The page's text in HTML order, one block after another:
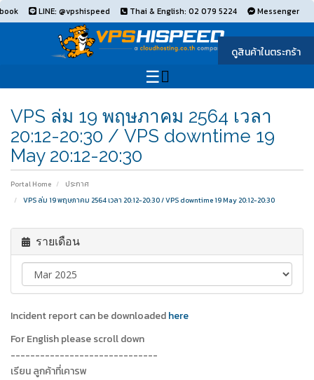
LINE: @vpshispeed Thai & English: 02 079 5224 Messenger
ดูสินค้าในตระกร้า
VPS ล่ม 19 พฤษภาคม 2564 เวลา
20:12-20:30 / VPS downtime 19
May 20:12-20:30
Portal Home
ประกาศ
VPS ล่ม 19 พฤษภาคม 2564 เวลา 20:12-20:30 / VPS downtime 19 May 20:12-20:30
รายเดือน
Incident report can be downloadedhere
For English please scroll down
------------------------------
เรียน ลูกค้าที่เคารพ